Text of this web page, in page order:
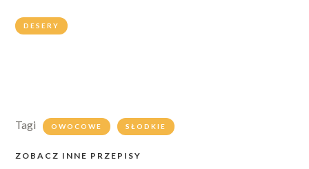
DESERY
Tagi OWOCOWE SŁODKIE
ZOBACZ INNE PRZEPISY